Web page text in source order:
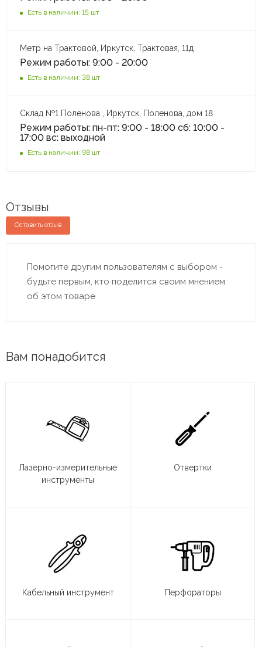
Есть в наличии: 15 шт
Метр на Трактовой, Иркутск, Трактовая, 11д
Режим работы: 9:00 - 20:00
Есть в наличии: 38 шт
Склад №1 Поленова , Иркутск, Поленова, дом 18
Режим работы: пн-пт: 9:00 - 18:00 сб: 10:00 -
17:00 вс: выходной
Есть в наличии: 98 шт
Отзывы
Оставить отзыв
Помогите другим пользователям с выбором -
будьте первым, кто поделится своим мнением
об этом товаре
Вам понадобится
Лазерно-измерительные
инструменты
Отвертки
Кабельный инструмент Перфораторы